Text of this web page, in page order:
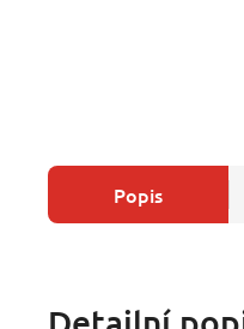
Popis